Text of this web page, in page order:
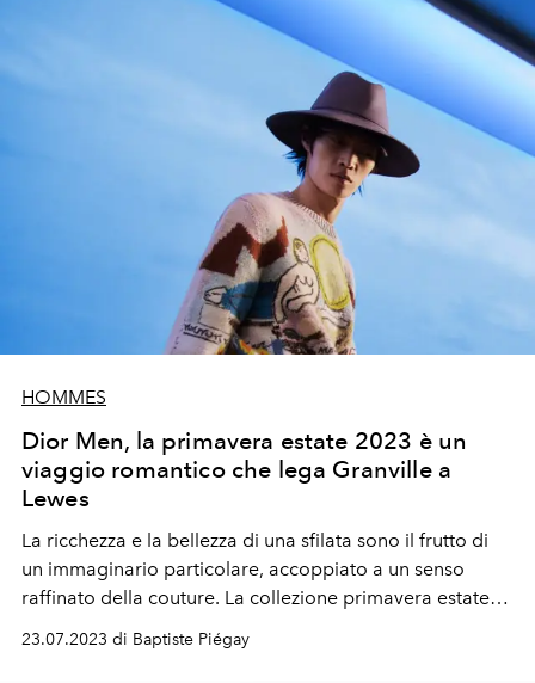
HOMMES
Dior Men, la primavera estate 2023 è un
viaggio romantico che lega Granville a
Lewes
La ricchezza e la bellezza di una sfilata sono il frutto di
un immaginario particolare, accoppiato a un senso
raffinato della couture. La collezione primavera estate
la prova. In un viaggio che evoca la maison d'infanzia di
23.07.2023 di Baptiste Piégay